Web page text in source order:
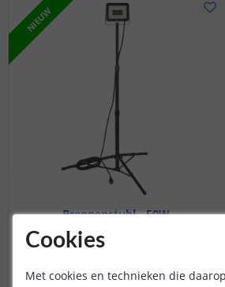
NIEUW
Brennenstuhl - 50W
Cookies
Met cookies en technieken die